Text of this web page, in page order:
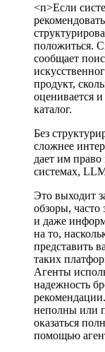
<п>Если
положиться.
сообщает
продукт,
оценивается
каталог.
Без
сложнее
дает им
системах,
Это выходит
обзоры, часто
и даже
на то,
представить
таких
Агенты
надежность
неполны или
оказаться
помощью